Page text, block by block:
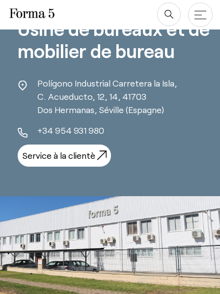
contenu
Tables et bureaux
Rangement
Chaises
Projets
Entreprise
Nos designers
À propos de nous
Responsabilité Sociétale
Showrooms
Carrières
Téléchargements
Revit/BIM
esPattio
esPattio
Contact
Contact
EN ES FR DE
Usine de bureaux et de
mobilier de bureau
Polígono Industrial Carretera la Isla,
C. Acueducto, 12, 14, 41703
Dos Hermanas, Séville (Espagne)
+34 954 931 980
Service à la clientè